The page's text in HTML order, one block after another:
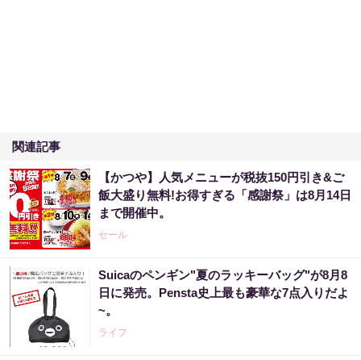
関連記事
【かつや】人気メニューが税抜150円引き&ご
飯大盛り無料!お得すぎる「感謝祭」は8月14日
まで開催中。
セール
Suicaのペンギン"夏のラッキーバッグ"が8月8
日に発売。Pensta史上最も豪華な7点入りだよ
~。
ライフ